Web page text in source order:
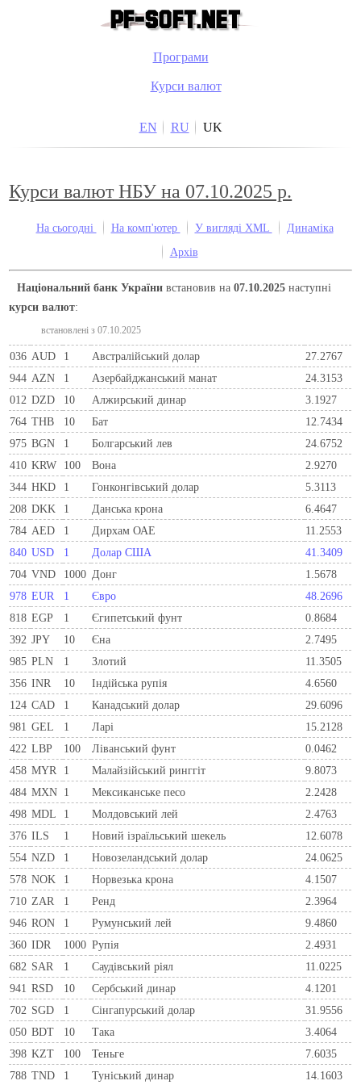
Програми
Курси валют
EN RU UK
Курси валют НБУ на 07.10.2025 р.
На сьогодні На комп'ютер У вигляді XML
Динаміка
Архів
Національний банк України встановив на07.10.2025 наступні
курси валют:
встановлені з 07.10.2025
036 AUD 1 Австралійський долар
27.2767
944 AZN 1 Азербайджанський манат
24.3153
012 DZD 10 Алжирський динар
3.1927
764 THB 10 Бат
12.7434
975 BGN 1 Болгарський лев
24.6752
410 KRW 100 Вона
2.9270
344 HKD 1 Гонконгівський долар
5.3113
208 DKK 1 Данська крона
6.4647
784 AED 1 Дирхам ОАЕ
11.2553
840 USD 1 Долар США
41.3409
704 VND 1000 Донг
1.5678
978 EUR 1 Євро
48.2696
818 EGP 1 Єгипетський фунт
0.8684
392 JPY 10 Єна
2.7495
985 PLN 1 Злотий
11.3505
356 INR 10 Індійська рупія
4.6560
124 CAD 1 Канадський долар
29.6096
981 GEL 1 Ларi
15.2128
422 LBP 100 Ліванський фунт
0.0462
458 MYR 1 Малайзійський ринггіт
9.8073
484 MXN 1 Мексиканське песо
2.2428
498 MDL 1 Молдовський лей
2.4763
376 ILS 1 Новий ізраїльський шекель
12.6078
554 NZD 1 Новозеландський долар
24.0625
578 NOK 1 Норвезька крона
4.1507
710 ZAR 1 Ренд
2.3964
946 RON 1 Румунський лей
9.4860
360 IDR 1000 Рупія
2.4931
682 SAR 1 Саудівський ріял
11.0225
941 RSD 10 Сербський динар
4.1201
702 SGD 1 Сінгапурський долар
31.9556
050 BDT 10 Така
3.4064
398 KZT 100 Теньге
7.6035
788 TND 1 Туніський динар 14.1603